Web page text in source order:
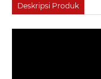
Deskripsi Produk